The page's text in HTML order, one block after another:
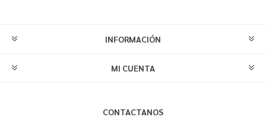
INFORMACIÓN
MI CUENTA
CONTACTANOS